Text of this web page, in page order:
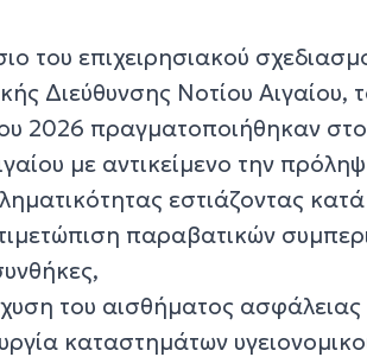
του επιχειρησιακού
Διεύθυνσης Νοτίου
2026 πραγματοποιήθηκαν
με αντικείμενο την
εστιάζοντας
παραβατικών
του αισθήματος
καταστημάτων